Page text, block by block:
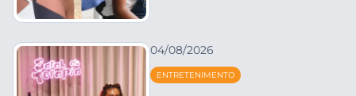
04/08/2026
ENTRETENIMENTO